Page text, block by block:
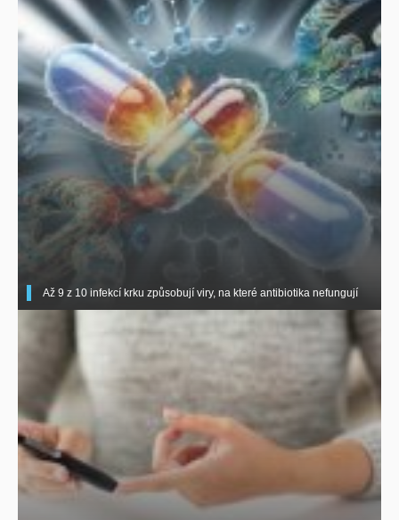
Až 9 z 10 infekcí krku způsobují viry, na které antibiotika nefungují